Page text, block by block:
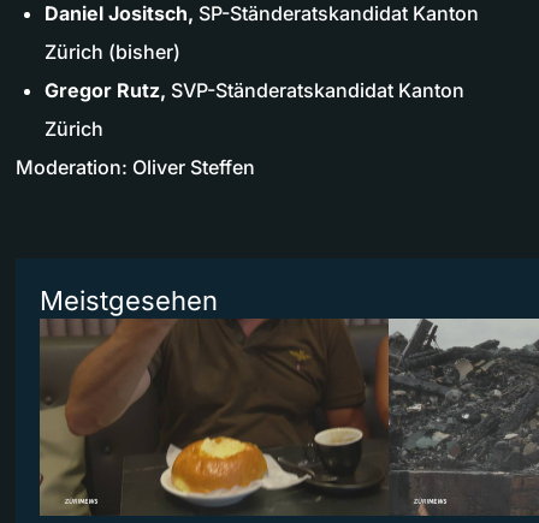
Daniel Jositsch, SP-Ständeratskandidat Kanton
Zürich (bisher)
Gregor Rutz, SVP-Ständeratskandidat Kanton
Zürich
Moderation: Oliver Steffen
Meistgesehen